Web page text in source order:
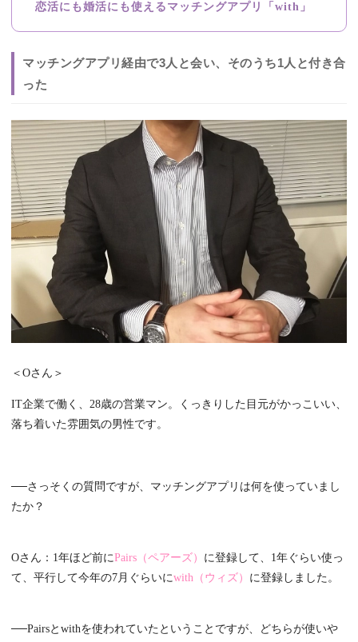
恋活にも婚活にも使えるマッチングアプリ「with」
マッチングアプリ経由で3人と会い、そのうち1人と付き合
った
＜Oさん＞
IT企業で働く、28歳の営業マン。くっきりした目元がかっこいい、
落ち着いた雰囲気の男性です。
──さっそくの質問ですが、マッチングアプリは何を使っていまし
たか？
Oさん：1年ほど前にPairs（ペアーズ） に登録して、1年ぐらい使っ
て、平行して今年の7月ぐらいにwith（ウィズ） に登録しました。
──Pairsとwithを使われていたということですが、どちらが使いや